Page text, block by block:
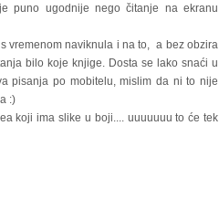
puno ugodnije nego čitanje na ekranu
vremenom naviknula i na to, a bez obzira
bilo koje knjige. Dosta se lako snaći u
pisanja po mobitelu, mislim da ni to nije
:)
koji ima slike u boji.... uuuuuuu to će tek